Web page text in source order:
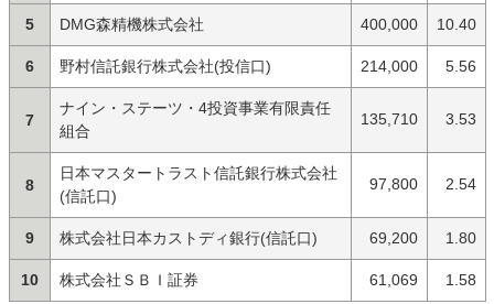
5 DMG森精機株式会社 400,000 10.40
6 野村信託銀行株式会社(投信口) 214,000 5.56
7
ナイン・ステーツ・4投資事業有限責任
組合
135,710 3.53
8
日本マスタートラスト信託銀行株式会社
(信託口)
97,800 2.54
9 株式会社日本カストディ銀行(信託口) 69,200 1.80
10 株式会社ＳＢＩ証券 61,069 1.58